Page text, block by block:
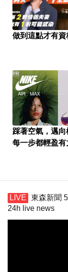
做到這點才有資
踩著空氣，邁
每一步都輕盈有
PR
東森新聞
24h live news